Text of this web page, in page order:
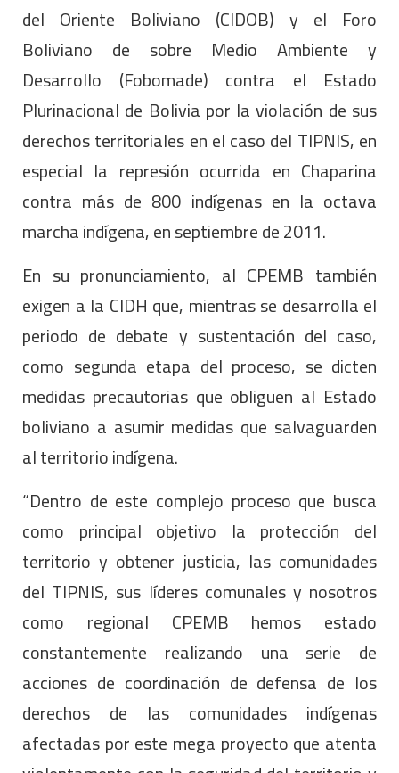
del Oriente Boliviano (CIDOB) y el Foro
Boliviano de sobre Medio Ambiente y
Desarrollo (Fobomade) contra el Estado
Plurinacional de Bolivia por la violación de sus
derechos territoriales en el caso del TIPNIS, en
especial la represión ocurrida en Chaparina
contra más de 800 indígenas en la octava
marcha indígena, en septiembre de 2011.
En su pronunciamiento, al CPEMB también
exigen a la CIDH que, mientras se desarrolla el
periodo de debate y sustentación del caso,
como segunda etapa del proceso, se dicten
medidas precautorias que obliguen al Estado
boliviano a asumir medidas que salvaguarden
al territorio indígena.
“Dentro de este complejo proceso que busca
como principal objetivo la protección del
territorio y obtener justicia, las comunidades
del TIPNIS, sus líderes comunales y nosotros
como regional CPEMB hemos estado
constantemente realizando una serie de
acciones de coordinación de defensa de los
derechos de las comunidades indígenas
afectadas por este mega proyecto que atenta